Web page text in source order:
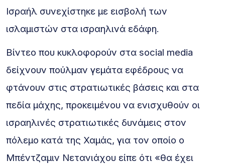
Ισραήλ συνεχίστηκε με εισβολή των
ισλαμιστών στα ισραηλινά εδάφη.
Βίντεο που κυκλοφορούν στα social media
δείχνουν πούλμαν γεμάτα εφέδρους να
φτάνουν στις στρατιωτικές βάσεις και στα
πεδία μάχης, προκειμένου να ενισχυθούν οι
ισραηλινές στρατιωτικές δυνάμεις στον
πόλεμο κατά της Χαμάς, για τον οποίο ο
Μπέντζαμιν Νετανιάχου είπε ότι «θα έχει